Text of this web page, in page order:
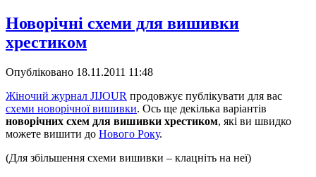
Новорічні схеми для вишивки
хрестиком
Опубліковано 18.11.2011 11:48
Жіночий журнал JIJOUR продовжує публікувати для вас
схеми новорічної вишивки. Ось ще декілька варіантів
новорічних схем для вишивки хрестиком, які ви швидко
можете вишити до Нового Року.
(Для збільшення схеми вишивки – клацніть на неї)